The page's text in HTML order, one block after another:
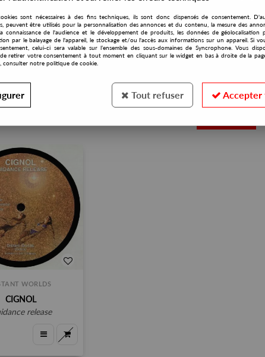
EXCLUSIVES
WORLDS
CIGNOL
release
sont nécessaires à des fins techniques, ils sont donc dispensés de consentement.
peuvent être utilisés pour la personnalisation des annonces et du contenu, la mesure des
connaissance de l'audience et le développement de produits, les données de géolocalisation
par le balayage de l'appareil, le stockage et/ou l'accès aux informations sur un appareil. Si
celui-ci sera valable sur l’ensemble des sous-domaines de Syncrophone. Vous
retirer votre consentement à tout moment en cliquant sur le widget en bas à droite de la
consulter notre politique de cookie.
Tout refuser Accepter